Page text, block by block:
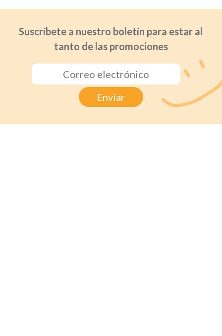
Suscríbete a nuestro boletín para estar al
tanto de las promociones